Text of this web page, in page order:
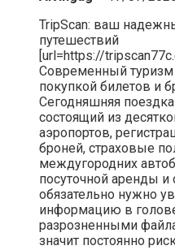
TripScan: ваш
путешествий
[url=https://
Современный туризм
покупкой билетов и
Сегодняшняя
состоящий из
аэропортов,
броней, страховые
междугородних
посуточной аренды и
обязательно нужно
информацию в
разрозненными
значит постоянно